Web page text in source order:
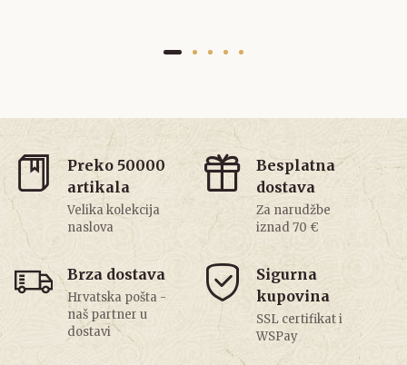
Preko 50000
artikala
Velika kolekcija
naslova
Besplatna
dostava
Za narudžbe
iznad 70 €
Brza dostava
Hrvatska pošta -
naš partner u
dostavi
Sigurna
kupovina
SSL certifikat i
WSPay